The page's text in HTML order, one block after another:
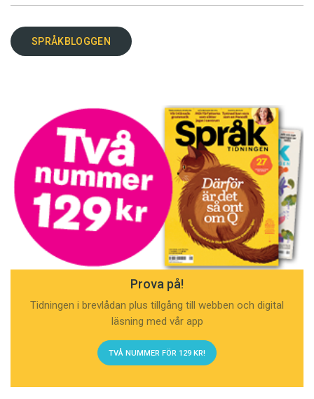
SPRÅKBLOGGEN
Prova på!
Tidningen i brevlådan plus tillgång till webben och digital
läsning med vår app
TVÅ NUMMER FÖR 129 KR!